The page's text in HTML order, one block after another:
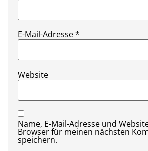
E-Mail-Adresse*
Website
Name, E-Mail-Adresse und
Browser für meinen nächsten
speichern.